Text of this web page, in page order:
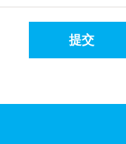
提交